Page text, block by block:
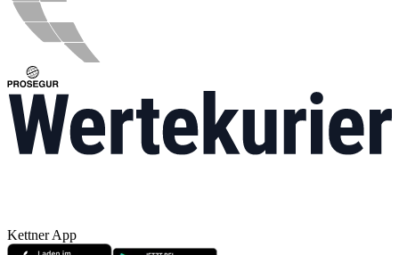
Kettner App